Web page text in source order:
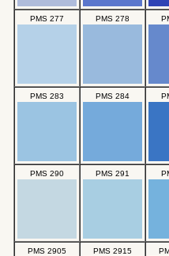
PMS 277 PMS 278
PMS 283 PMS 284
PMS 290 PMS 291
PMS 2905 PMS 2915